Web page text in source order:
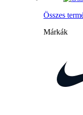
Összes
Márkák